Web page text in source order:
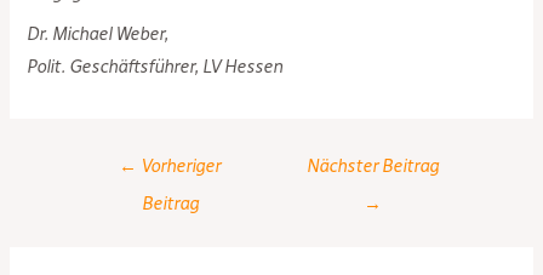
Dr. Michael Weber,
Polit. Geschäftsführer, LV Hessen
navigation
← Vorheriger
Beitrag
Nächster Beitrag
→